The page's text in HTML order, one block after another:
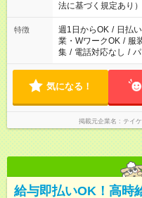
法に基づく規定あり）
特徴 週1日からOK / 日払
業・WワークOK / 服
集 / 電話対応なし /
気になる！
掲載元企業名 テイ
給与即払いOK！高時